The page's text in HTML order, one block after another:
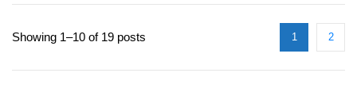
Showing 1–10 of 19 posts 1 2